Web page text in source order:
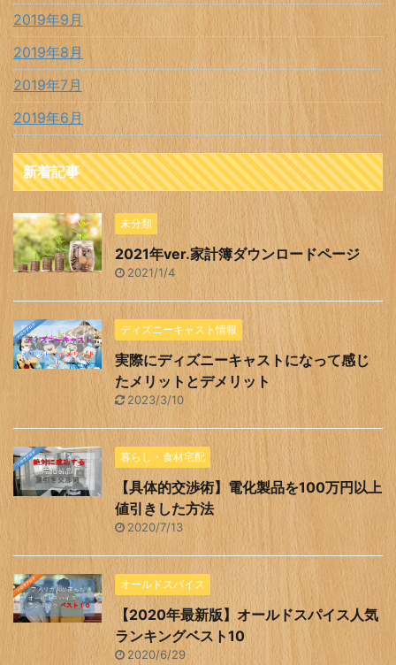
2019年9月
2019年8月
2019年7月
2019年6月
新着記事
未分類
2021年ver.家計簿ダウンロードページ
2021/1/4
ディズニーキャスト情報
実際にディズニーキャストになって感じ
たメリットとデメリット
2023/3/10
暮らし・食材宅配
【具体的交渉術】電化製品を100万円以上
値引きした方法
2020/7/13
オールドスパイス
【2020年最新版】オールドスパイス人気
ランキングベスト10
2020/6/29